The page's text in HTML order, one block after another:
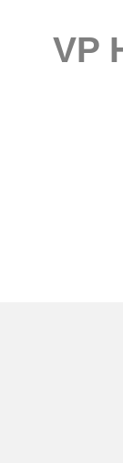
VP